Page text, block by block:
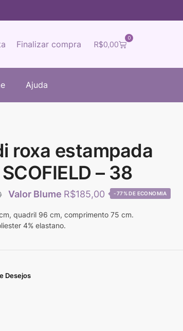
R$0,00
0
Finalizar compra
Ajuda
roxa estampada
– 38
R$185,00 -77%
quadril 96 cm, comprimento 75 cm.
4% elastano.
Desejos